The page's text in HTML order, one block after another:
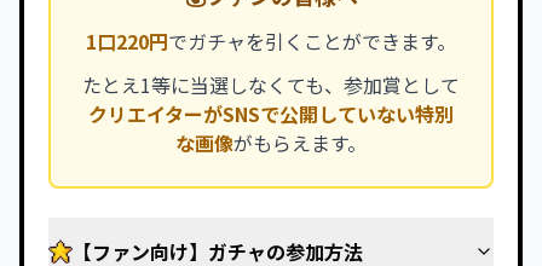
1口220円でガチャを引くことができます。
たとえ1等に当選しなくても、参加賞として
クリエイターがSNSで公開していない特別
な画像がもらえます。
【ファン向け】ガチャの参加方法